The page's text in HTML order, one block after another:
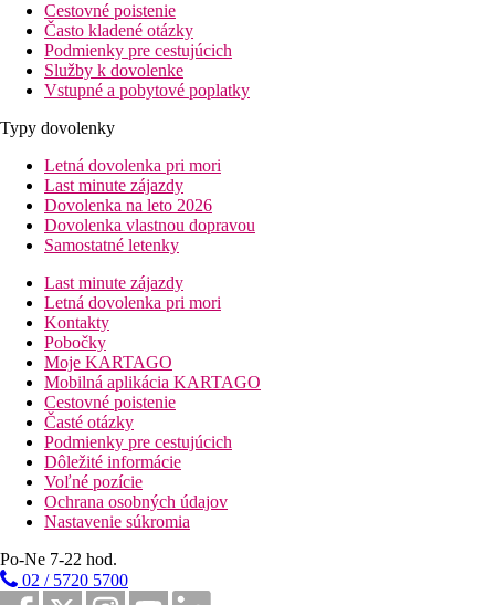
Cestovné poistenie
Často kladené otázky
Podmienky pre cestujúcich
Služby k dovolenke
Vstupné a pobytové poplatky
Typy dovolenky
Letná dovolenka pri mori
Last minute zájazdy
Dovolenka na leto 2026
Dovolenka vlastnou dopravou
Samostatné letenky
Last minute zájazdy
Letná dovolenka pri mori
Kontakty
Pobočky
Moje KARTAGO
Mobilná aplikácia KARTAGO
Cestovné poistenie
Časté otázky
Podmienky pre cestujúcich
Dôležité informácie
Voľné pozície
Ochrana osobných údajov
Nastavenie súkromia
Po-Ne 7-22 hod.
02 / 5720 5700